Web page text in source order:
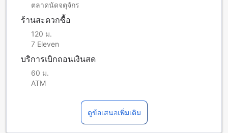
ตลาดนัดจตุจักร
ร้านสะดวกซื้อ
120 ม.
7 Eleven
บริการเบิกถอนเงินสด
60 ม.
ATM
ดูข้อเสนอเพิ่มเติม